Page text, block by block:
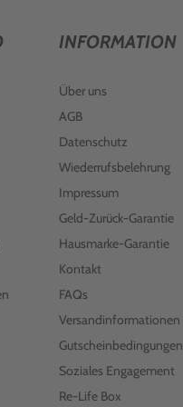
INFORMATION
Über uns
AGB
Datenschutz
Wiederrufsbelehrung
Impressum
Geld-Zurück-Garantie
Hausmarke-Garantie
Kontakt
FAQs
Versandinformationen
Gutscheinbedingungen
Soziales Engagement
Re-Life Box